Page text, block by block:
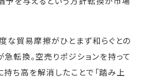
な貿易摩擦がひとまず和らぐとの
転換。空売りポジションを持って
ち高を解消したことで「踏み上